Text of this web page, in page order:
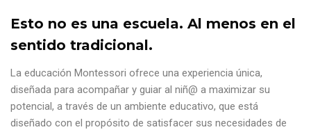
Esto no es una escuela. Al menos en el
sentido tradicional.
La educación Montessori ofrece una experiencia única,
diseñada para acompañar y guiar al niñ@ a maximizar su
potencial, a través de un ambiente educativo, que está
diseñado con el propósito de satisfacer sus necesidades de